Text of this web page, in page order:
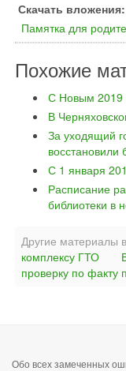
Скачать вложения:
Памятка для
Похожие
С Новым 2019
В
За уходящий
С 1 января
Расписание
библиотеки в
Другие материалы
комплексу ГТО
проверку по факту
Обо всех замеченных